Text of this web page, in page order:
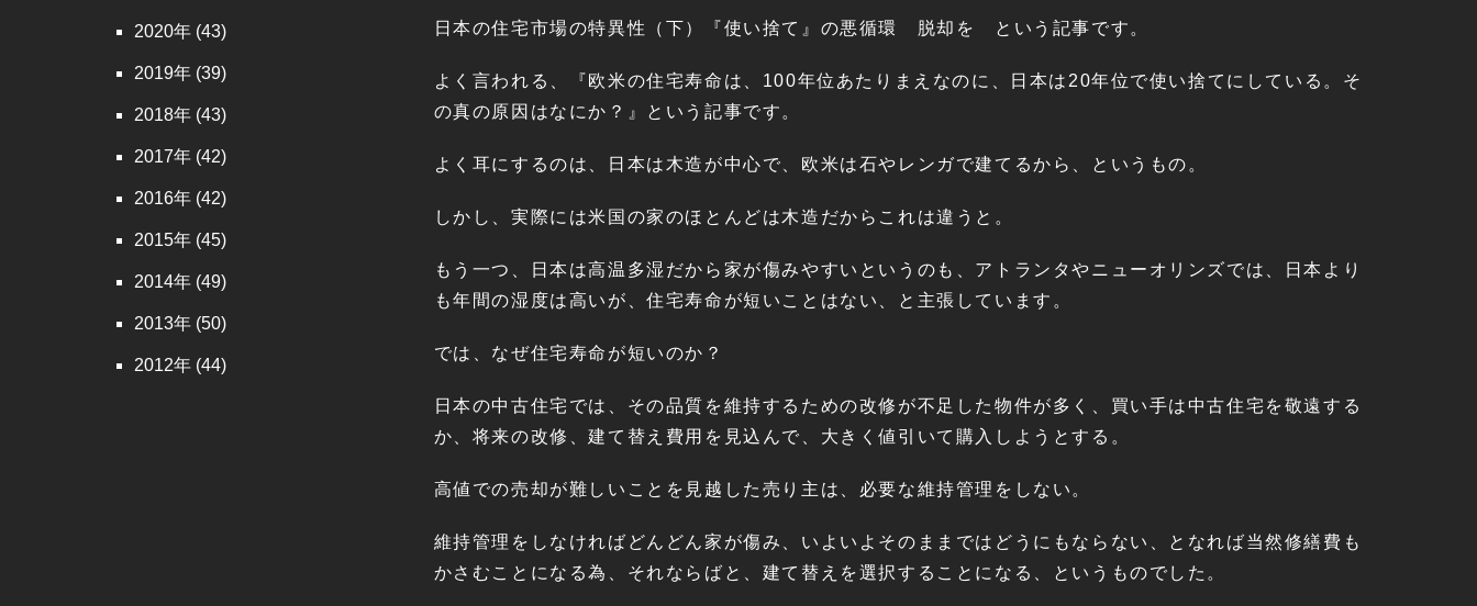
日本の住宅市場の特異性（下）『使い捨て』の悪循環 脱却を という記事です。
よく言われる、『欧米の住宅寿命は、100年位あたりまえなのに、日本は20年位で使い捨てにしている。そ
の真の原因はなにか？』という記事です。
よく耳にするのは、日本は木造が中心で、欧米は石やレンガで建てるから、というもの。
しかし、実際には米国の家のほとんどは木造だからこれは違うと。
もう一つ、日本は高温多湿だから家が傷みやすいというのも、アトランタやニューオリンズでは、日本より
も年間の湿度は高いが、住宅寿命が短いことはない、と主張しています。
では、なぜ住宅寿命が短いのか？
日本の中古住宅では、その品質を維持するための改修が不足した物件が多く、買い手は中古住宅を敬遠する
か、将来の改修、建て替え費用を見込んで、大きく値引いて購入しようとする。
高値での売却が難しいことを見越した売り主は、必要な維持管理をしない。
維持管理をしなければどんどん家が傷み、いよいよそのままではどうにもならない、となれば当然修繕費も
かさむことになる為、それならばと、建て替えを選択することになる、というものでした。
2020 (43)
2019 (39)
2018 (43)
2017 (42)
2016 (42)
2015 (45)
2014 (49)
2013 (50)
2012 (44)